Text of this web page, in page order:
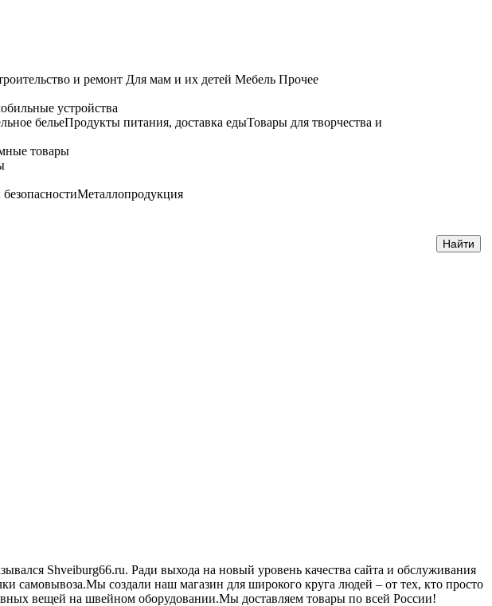
и ремонт Для мам и их детей Мебель Прочее
устройства
бельеПродукты питания, доставка едыТовары для творчества и
товары
Металлопродукция
Shveiburg66.ru. Ради выхода на новый уровень качества сайта и обслуживания
самовывоза.Мы создали наш магазин для широкого круга людей – от тех, кто просто
вещей на швейном оборудовании.Мы доставляем товары по всей России!